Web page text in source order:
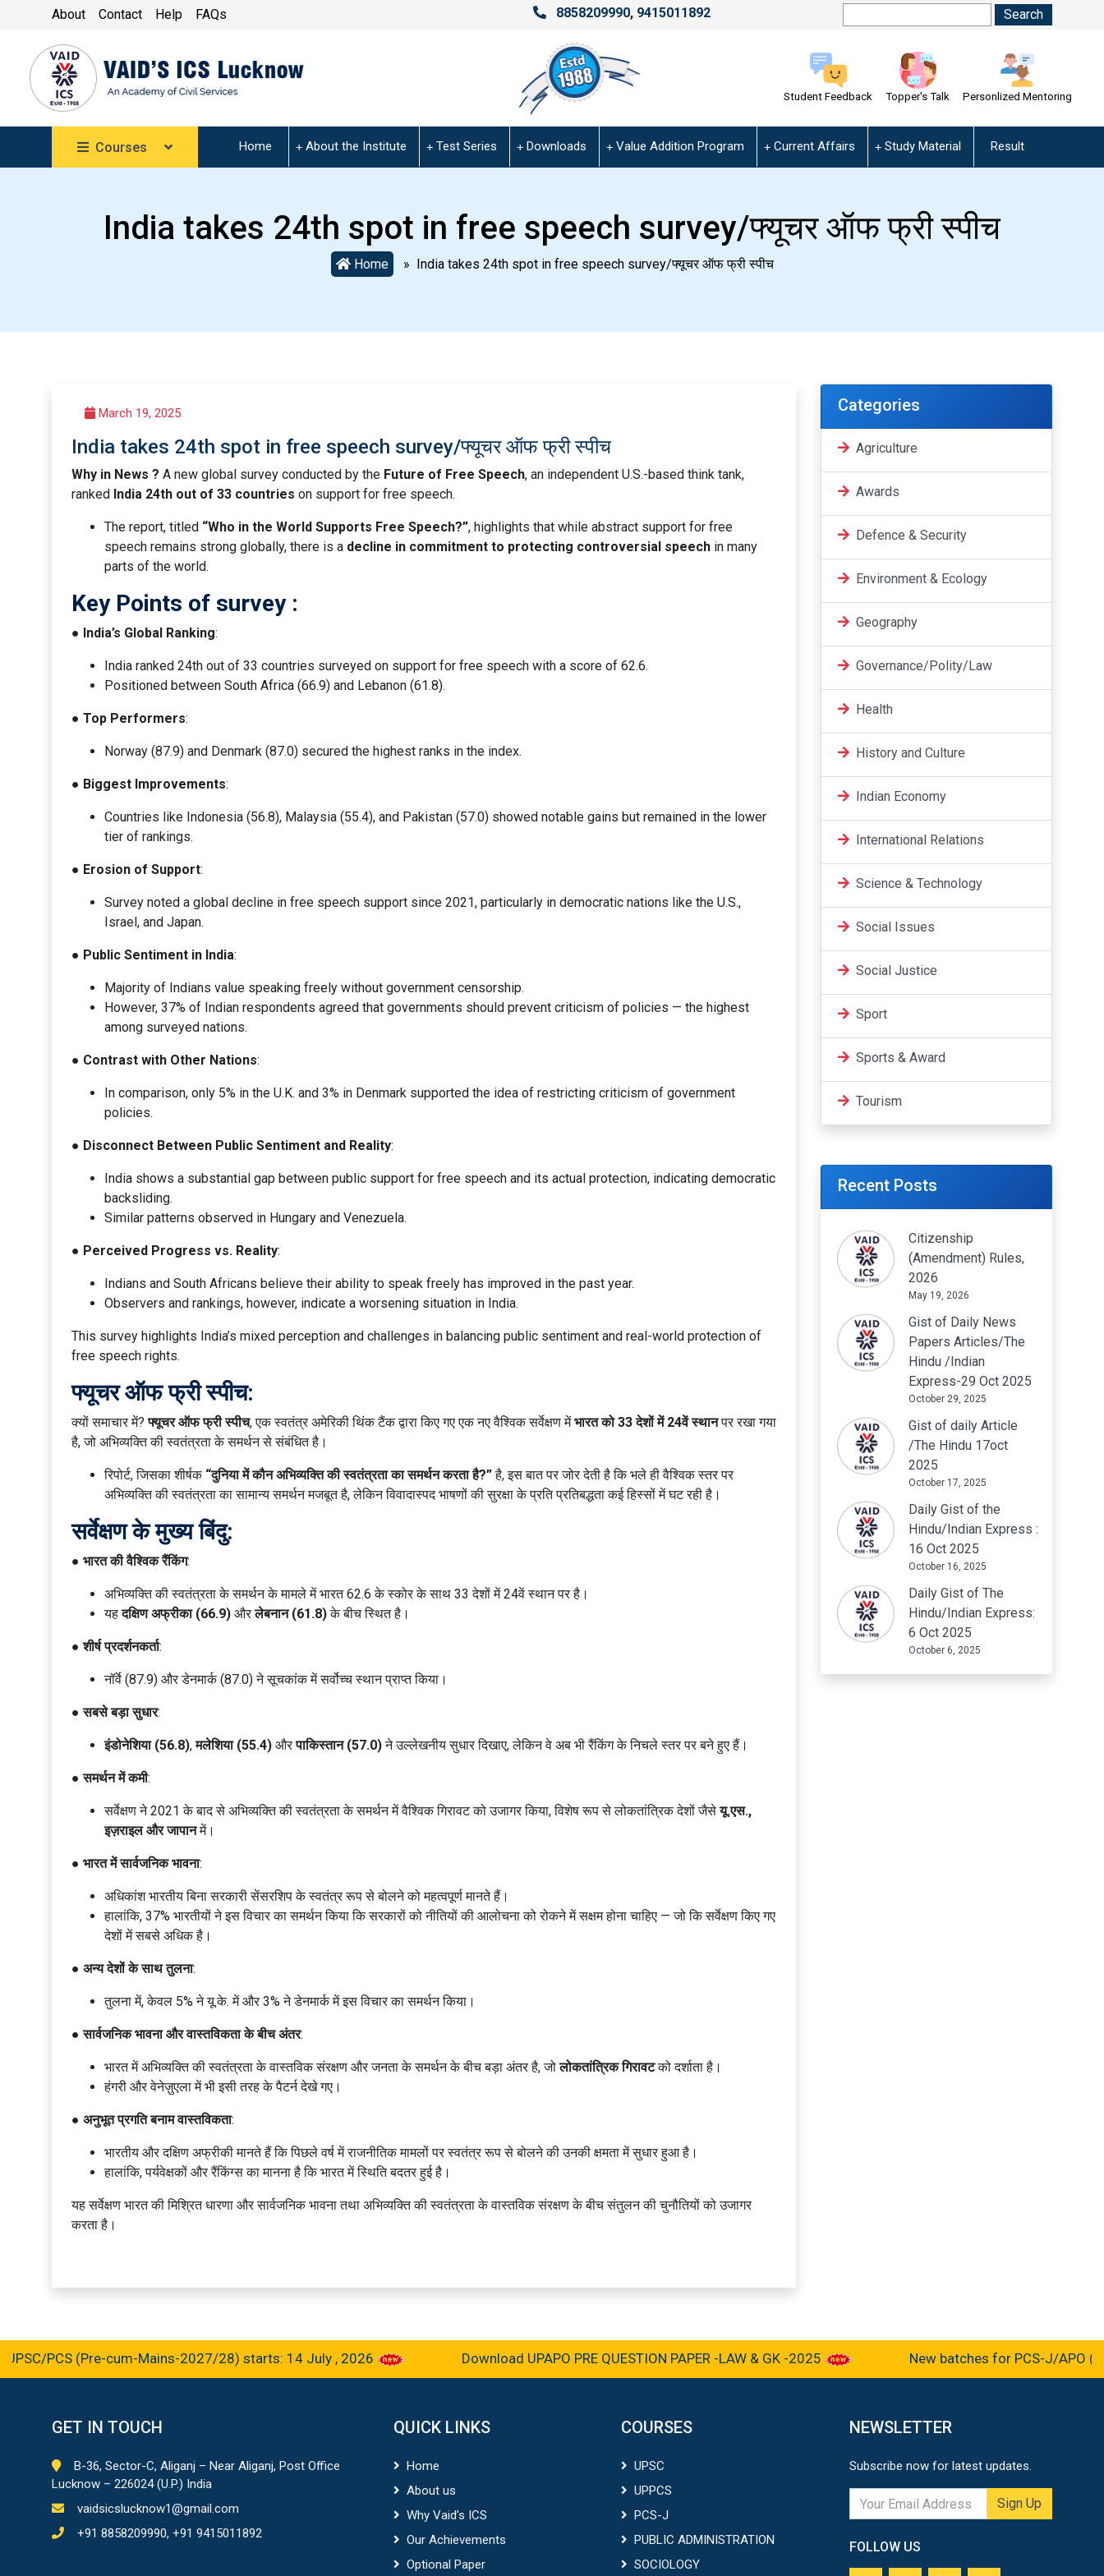
About Contact Help FAQs 8858209990, 9415011892
Student Feedback Topper's Talk Personlized Mentoring
Courses Home About the Institute Test Series Downloads Value Addition Program Current Affairs Study Material Result
India takes 24th spot in free speech survey/फ्यूचर ऑफ फ्री स्पीच
Home » India takes 24th spot in free speech survey/फ्यूचर ऑफ फ्री स्पीच
March 19, 2025
India takes 24th spot in free speech survey/फ्यूचर ऑफ फ्री स्पीच
Why in News ? A new global survey conducted by the Future of Free Speech, an independent U.S.-based think tank,
ranked India 24th out of 33 countries on support for free speech.
The report, titled “Who in the World Supports Free Speech?”, highlights that while abstract support for free
speech remains strong globally, there is a decline in commitment to protecting controversial speech in many
parts of the world.
Key Points of survey :
● India’s Global Ranking:
India ranked 24th out of 33 countries surveyed on support for free speech with a score of 62.6.
Positioned between South Africa (66.9) and Lebanon (61.8).
● Top Performers:
Norway (87.9) and Denmark (87.0) secured the highest ranks in the index.
● Biggest Improvements:
Countries like Indonesia (56.8), Malaysia (55.4), and Pakistan (57.0) showed notable gains but remained in the lower
tier of rankings.
● Erosion of Support:
Survey noted a global decline in free speech support since 2021, particularly in democratic nations like the U.S.,
Israel, and Japan.
● Public Sentiment in India:
Majority of Indians value speaking freely without government censorship.
However, 37% of Indian respondents agreed that governments should prevent criticism of policies — the highest
among surveyed nations.
● Contrast with Other Nations:
In comparison, only 5% in the U.K. and 3% in Denmark supported the idea of restricting criticism of government
policies.
● Disconnect Between Public Sentiment and Reality:
India shows a substantial gap between public support for free speech and its actual protection, indicating democratic
backsliding.
Similar patterns observed in Hungary and Venezuela.
● Perceived Progress vs. Reality:
Indians and South Africans believe their ability to speak freely has improved in the past year.
Observers and rankings, however, indicate a worsening situation in India.
This survey highlights India’s mixed perception and challenges in balancing public sentiment and real-world protection of
free speech rights.
फ्यूचर ऑफ फ्री स्पीच:
क्यों समाचार में?फ्यूचर ऑफ फ्री स्पीच, एक स्वतंत्र अमेरिकी थिंक टैंक द्वारा किए गए एक नए वैश्विक सर्वेक्षण मेंभारत को 33 देशों में 24वें स्थानपर रखा गया
है, जो अभिव्यक्ति की स्वतंत्रता के समर्थन से संबंधित है।
रिपोर्ट, जिसका शीर्षक “दुनिया में कौन अभिव्यक्ति की स्वतंत्रता का समर्थन करता है?”है, इस बात पर जोर देती है कि भले ही वैश्विक स्तर पर
अभिव्यक्ति की स्वतंत्रता का सामान्य समर्थन मजबूत है, लेकिन विवादास्पद भाषणों की सुरक्षा के प्रति प्रतिबद्धता कई हिस्सों में घट रही है।
सर्वेक्षण के मुख्य बिंदु:
● भारत की वैश्विक रैंकिंग:
अभिव्यक्ति की स्वतंत्रता के समर्थन के मामले में भारत 62.6 के स्कोर के साथ 33 देशों में 24वें स्थान पर है।
यहदक्षिण अफ्रीका (66.9) औरलेबनान (61.8)के बीच स्थित है।
●शीर्ष प्रदर्शनकर्ता:
नॉर्वे (87.9) और डेनमार्क (87.0) ने सूचकांक में सर्वोच्च स्थान प्राप्त किया।
●सबसे बड़ा सुधार:
इंडोनेशिया (56.8),मलेशिया (55.4) औरपाकिस्तान (57.0)ने उल्लेखनीय सुधार दिखाए, लेकिन वे अब भी रैंकिंग के निचले स्तर पर बने हुए हैं।
●समर्थन में कमी:
सर्वेक्षण ने 2021 के बाद से अभिव्यक्ति की स्वतंत्रता के समर्थन में वैश्विक गिरावट को उजागर किया, विशेष रूप से लोकतांत्रिक देशों जैसेयू.एस.,
इज़राइल और जापानमें।
● भारत में सार्वजनिक भावना:
अधिकांश भारतीय बिना सरकारी सेंसरशिप के स्वतंत्र रूप से बोलने को महत्वपूर्ण मानते हैं।
हालांकि, 37% भारतीयों ने इस विचार का समर्थन किया कि सरकारों को नीतियों की आलोचना को रोकने में सक्षम होना चाहिए — जो कि सर्वेक्षण किए गए
देशों में सबसे अधिक है।
● अन्य देशों के साथ तुलना:
तुलना में, केवल 5% ने यू.के. में और 3% ने डेनमार्क में इस विचार का समर्थन किया।
●सार्वजनिक भावना और वास्तविकता के बीच अंतर:
भारत में अभिव्यक्ति की स्वतंत्रता के वास्तविक संरक्षण और जनता के समर्थन के बीच बड़ा अंतर है, जोलोकतांत्रिक गिरावटको दर्शाता है।
हंगरी और वेनेज़ुएला में भी इसी तरह के पैटर्न देखे गए।
● अनुभूत प्रगति बनाम वास्तविकता:
भारतीय और दक्षिण अफ्रीकी मानते हैं कि पिछले वर्ष में राजनीतिक मामलों पर स्वतंत्र रूप से बोलने की उनकी क्षमता में सुधार हुआ है।
हालांकि, पर्यवेक्षकों और रैंकिंग्स का मानना है कि भारत में स्थिति बदतर हुई है।
यह सर्वेक्षण भारत की मिश्रित धारणा और सार्वजनिक भावना तथा अभिव्यक्ति की स्वतंत्रता के वास्तविक संरक्षण के बीच संतुलन की चुनौतियों को उजागर
करता है।
Categories
Agriculture
Awards
Defence & Security
Environment & Ecology
Geography
Governance/Polity/Law
Health
History and Culture
Indian Economy
International Relations
Science & Technology
Social Issues
Social Justice
Sport
Sports & Award
Tourism
Recent Posts
Citizenship
(Amendment) Rules,
2026
May 19, 2026
Gist of Daily News
Papers Articles/The
Hindu /Indian
Express-29 Oct 2025
October 29, 2025
Gist of daily Article
/The Hindu 17oct
2025
October 17, 2025
Daily Gist of the
Hindu/Indian Express :
16 Oct 2025
October 16, 2025
Daily Gist of The
Hindu/Indian Express:
6 Oct 2025
October 6, 2025
PCS (Pre-cum-Mains-2027/28) starts: 14 July , 2026 Download UPAPO PRE QUESTION PAPER -LAW & GK -2025 New batches for PCS-J/APO
GET IN TOUCH
B-36, Sector-C, Aliganj – Near Aliganj, Post Office
Lucknow – 226024 (U.P.) India
vaidsicslucknow1@gmail.com
+91 8858209990, +91 9415011892
QUICK LINKS
Home
About us
Why Vaid’s ICS
Our Achievements
Optional Paper
COURSES
UPSC
UPPCS
PCS-J
PUBLIC ADMINISTRATION
SOCIOLOGY
NEWSLETTER
Subscribe now for latest updates.
Sign Up
FOLLOW US